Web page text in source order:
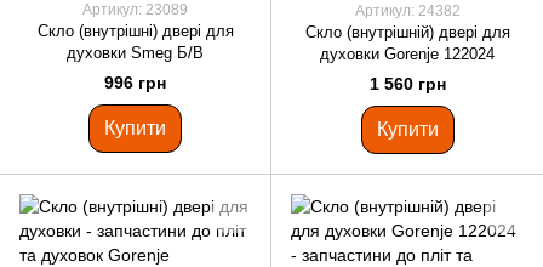
Артикул: 23089
Скло (внутрішні) двері для
духовки Smeg Б/В
996 грн
Купити
Артикул: 24382
Скло (внутрішній) двері для
духовки Gorenje 122024
1 560 грн
Купити